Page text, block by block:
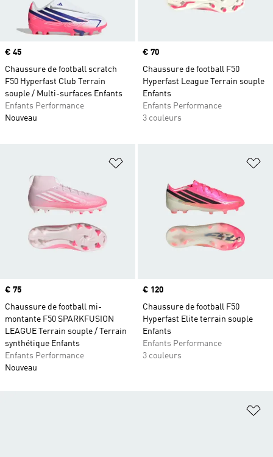
Prix
€ 45
Chaussure de football scratch
F50 Hyperfast Club Terrain
souple / Multi-surfaces Enfants
Enfants Performance
Nouveau
Prix
€ 70
Chaussure de football F50
Hyperfast League Terrain souple
Enfants
Enfants Performance
3 couleurs
Ajouter à la Liste de produits
Prix
€ 75
Chaussure de football mi-
montante F50 SPARKFUSION
LEAGUE Terrain souple / Terrain
synthétique Enfants
Enfants Performance
Nouveau
Prix
€ 120
Chaussure de football F50
Hyperfast Elite terrain souple
Enfants
Enfants Performance
3 couleurs